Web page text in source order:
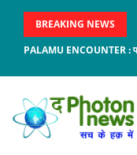
BREAKING NEWS
PALAMU ENCOUNTER :